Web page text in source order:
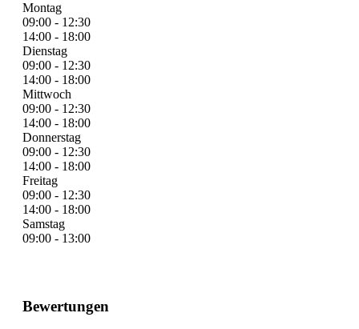
Montag
09:00 - 12:30
14:00 - 18:00
Dienstag
09:00 - 12:30
14:00 - 18:00
Mittwoch
09:00 - 12:30
14:00 - 18:00
Donnerstag
09:00 - 12:30
14:00 - 18:00
Freitag
09:00 - 12:30
14:00 - 18:00
Samstag
09:00 - 13:00
Bewertungen